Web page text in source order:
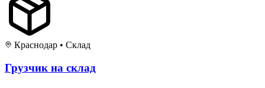
Краснодар • Склад
Грузчик на склад